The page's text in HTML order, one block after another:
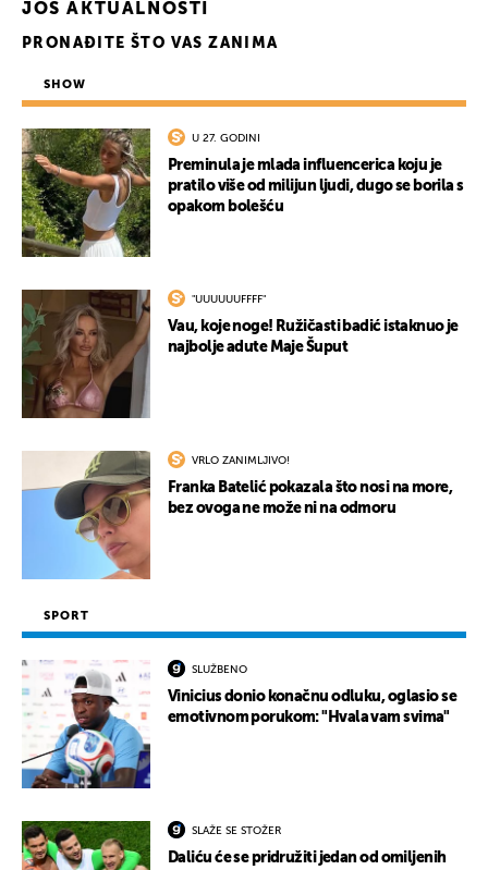
JOŠ AKTUALNOSTI
PRONAĐITE ŠTO VAS ZANIMA
SHOW
U 27. GODINI
Preminula je mlada influencerica koju je
pratilo više od milijun ljudi, dugo se borila s
opakom bolešću
"UUUUUUFFFF"
Vau, koje noge! Ružičasti badić istaknuo je
najbolje adute Maje Šuput
VRLO ZANIMLJIVO!
Franka Batelić pokazala što nosi na more,
bez ovoga ne može ni na odmoru
SPORT
SLUŽBENO
Vinicius donio konačnu odluku, oglasio se
emotivnom porukom: "Hvala vam svima"
SLAŽE SE STOŽER
Daliću će se pridružiti jedan od omiljenih